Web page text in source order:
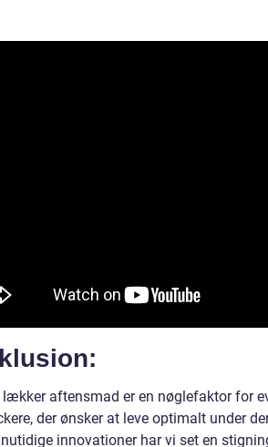
aftensmad er en nøglefaktor for
der ønsker at leve optimalt under
innovationer har vi set en